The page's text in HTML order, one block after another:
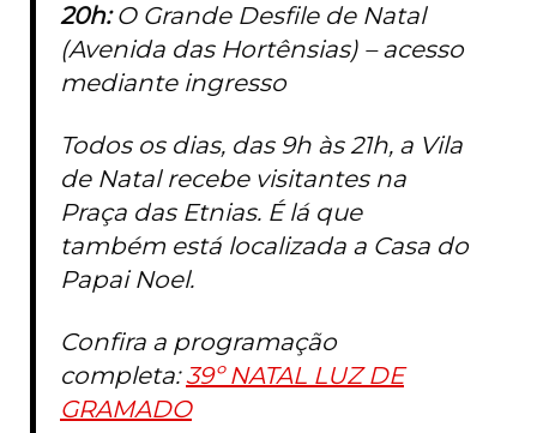
20h:O Grande Desfile de Natal
(Avenida das Hortênsias) – acesso
mediante ingresso
Todos os dias, das 9h às 21h, a Vila
de Natal recebe visitantes na
Praça das Etnias. É lá que
também está localizada a Casa do
Papai Noel.
Confira a programação
completa:39º NATAL LUZ DE
GRAMADO